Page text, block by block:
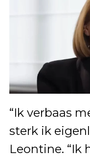
“Ik verbaas
sterk ik
Leontine. “Ik